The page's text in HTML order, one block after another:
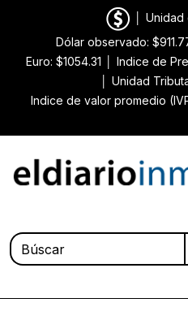
Unidad
Dólar observado:
Euro: $1054.31
Indice de
Unidad
Indice de valor promedio